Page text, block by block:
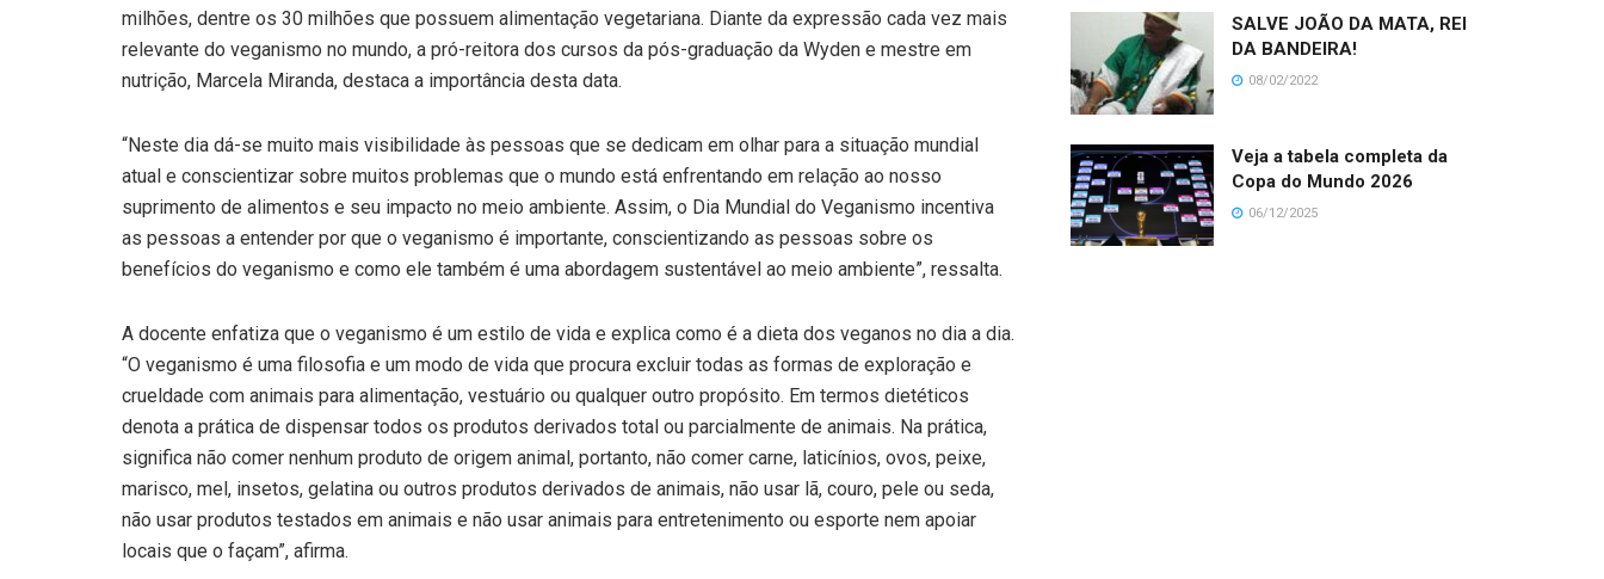
milhões, dentre os 30 milhões que possuem alimentação vegetariana. Diante da expressão cada vez mais
relevante do veganismo no mundo, a pró-reitora dos cursos da pós-graduação da Wyden e mestre em
nutrição, Marcela Miranda, destaca a importância desta data.
“Neste dia dá-se muito mais visibilidade às pessoas que se dedicam em olhar para a situação mundial
atual e conscientizar sobre muitos problemas que o mundo está enfrentando em relação ao nosso
suprimento de alimentos e seu impacto no meio ambiente. Assim, o Dia Mundial do Veganismo incentiva
as pessoas a entender por que o veganismo é importante, conscientizando as pessoas sobre os
benefícios do veganismo e como ele também é uma abordagem sustentável ao meio ambiente”, ressalta.
A docente enfatiza que o veganismo é um estilo de vida e explica como é a dieta dos veganos no dia a dia.
“O veganismo é uma filosofia e um modo de vida que procura excluir todas as formas de exploração e
crueldade com animais para alimentação, vestuário ou qualquer outro propósito. Em termos dietéticos
denota a prática de dispensar todos os produtos derivados total ou parcialmente de animais. Na prática,
significa não comer nenhum produto de origem animal, portanto, não comer carne, laticínios, ovos, peixe,
marisco, mel, insetos, gelatina ou outros produtos derivados de animais, não usar lã, couro, pele ou seda,
não usar produtos testados em animais e não usar animais para entretenimento ou esporte nem apoiar
locais que o façam”, afirma.
SALVE JOÃO DA MATA, REI
DA BANDEIRA!
08/02/2022
Veja a tabela completa da
Copa do Mundo 2026
06/12/2025